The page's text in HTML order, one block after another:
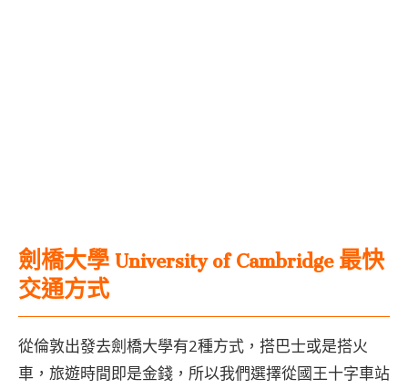
劍橋大學 University of Cambridge 最快
交通方式
從倫敦出發去劍橋大學有2種方式，搭巴士或是搭火
車，旅遊時間即是金錢，所以我們選擇從國王十字車站